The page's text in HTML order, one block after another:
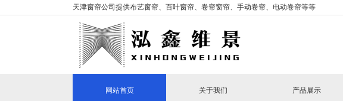
天津窗帘公司提供布艺窗帘、百叶窗帘、卷帘窗帘、手动卷帘、电动卷帘等等
网站首页 关于我们 产品展示